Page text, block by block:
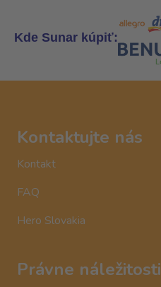
Kde Sunar kúpiť:
Kontaktujte nás
Kontakt
FAQ
Hero Slovakia
Právne náležitosti